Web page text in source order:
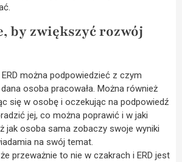
by zwiększyć rozwój
można podpowiedzieć z czym
osoba pracowała. Można również
się w osobę i oczekując na podpowiedź
jej, co można poprawić i w jaki
jak osoba sama zobaczy swoje wyniki
na swój temat.
przeważnie to nie w czakrach i ERD jest